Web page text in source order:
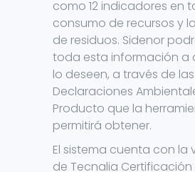
como 12 indicadores en
consumo de recursos y
de residuos. Sidenor
toda esta información a
lo deseen, a través de las
Declaraciones
Producto que la
permitirá obtener.
El sistema cuenta con la
de Tecnalia Certificación